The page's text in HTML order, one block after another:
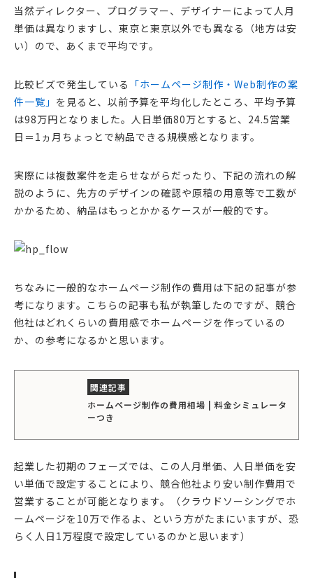
当然ディレクター、プログラマー、デザイナーによって人月
単価は異なりますし、東京と東京以外でも異なる（地方は安
い）ので、あくまで平均です。
比較ビズで発生している 「ホームページ制作・Web制作の案
件一覧」 を見ると、以前予算を平均化したところ、平均予算
は98万円となりました。人日単価80万とすると、24.5営業
日＝1ヵ月ちょっとで納品できる規模感となります。
実際には複数案件を走らせながらだったり、下記の流れの解
説のように、先方のデザインの確認や原稿の用意等で工数が
かかるため、納品はもっとかかるケースが一般的です。
ちなみに一般的なホームページ制作の費用は下記の記事が参
考になります。こちらの記事も私が執筆したのですが、競合
他社はどれくらいの費用感でホームページを作っているの
か、の参考になるかと思います。
ホームページ制作の費用相場 | 料金シミュレータ
ーつき
起業した初期のフェーズでは、この人月単価、人日単価を安
い単価で設定することにより、競合他社より安い制作費用で
営業することが可能となります。（クラウドソーシングでホ
ームページを10万で作るよ、という方がたまにいますが、恐
らく人日1万程度で設定しているのかと思います）